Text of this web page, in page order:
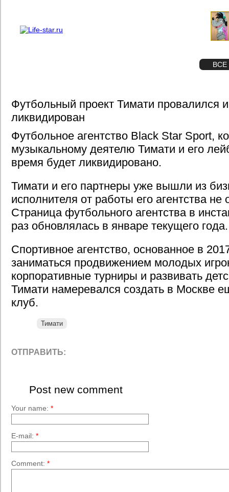
ВСЕ
Футбольный проект Тимати провалился
ликвидирован
Футбольное агентство Black Star Sport,
музыкальному деятелю Тимати и его
время будет ликвидировано.
Тимати и его партнеры уже вышли из
исполнителя от работы его агентства не
Страница футбольного агентства в
раз обновлялась в январе текущего года.
Спортивное агентство, основанное в
заниматься продвижением молодых
корпоративные турниры и развивать
Тимати намеревался создать в Москве
клуб.
Тимати
ОТПРАВИТЬ:
Post new comment
Your name: *
E-mail: *
Comment: *